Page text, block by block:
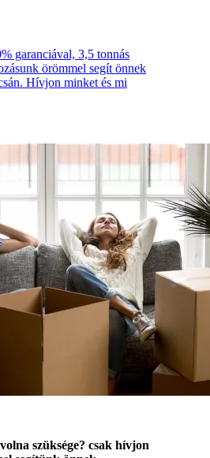
garanciával, 3,5 tonnás
örömmel segít önnek
Hívjon minket és mi
szüksége? csak hívjon